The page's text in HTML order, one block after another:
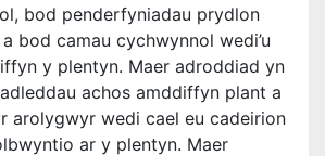
bod penderfyniadau prydlon
bod camau cychwynnol wedi’u
y plentyn. Maer adroddiad yn
achos amddiffyn plant a
arolygwyr wedi cael eu cadeirion
ar y plentyn. Maer